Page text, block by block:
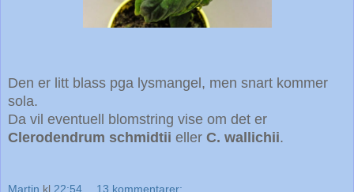
Den er litt blass pga lysmangel, men snart kommer
sola.
Da vil eventuell blomstring vise om det er
Clerodendrum schmidtii eller C. wallichii.
Martin kl 22:54 13 kommentarer: